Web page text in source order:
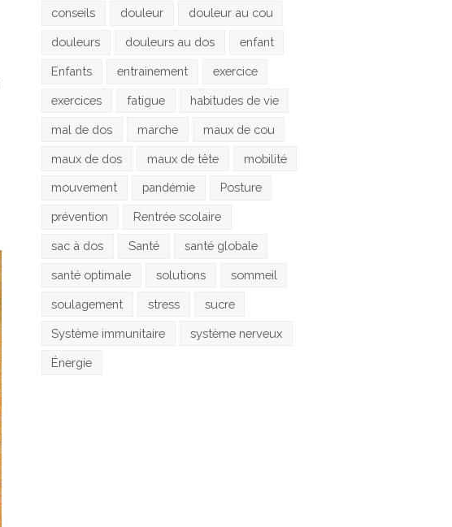
conseils douleur douleur au cou
douleurs douleurs au dos enfant
Enfants entrainement exercice
exercices fatigue habitudes de vie
mal de dos marche maux de cou
maux de dos maux de tête mobilité
mouvement pandémie Posture
prévention Rentrée scolaire
sac à dos Santé santé globale
santé optimale solutions sommeil
soulagement stress sucre
Système immunitaire système nerveux
Énergie